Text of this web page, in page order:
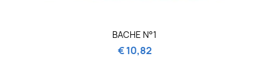
BACHE N°1
€ 10,82